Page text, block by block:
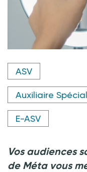
Crédit photo @
ASV
Auxiliaire
E-ASV
Vos audiences
de Méta vous